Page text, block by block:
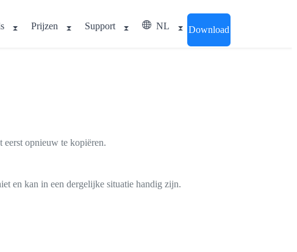
Prijzen Support NL Download
eerst opnieuw te kopiëren.
en kan in een dergelijke situatie handig zijn.